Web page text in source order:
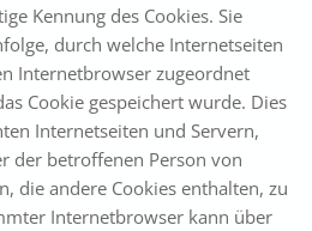
Kennung des Cookies. Sie
durch welche Internetseiten
Internetbrowser zugeordnet
Cookie gespeichert wurde. Dies
Internetseiten und Servern,
der betroffenen Person von
die andere Cookies enthalten, zu
Internetbrowser kann über